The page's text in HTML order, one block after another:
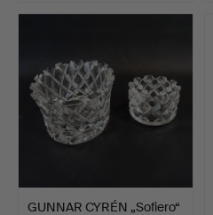
GUNNAR CYRÉN „Sofiero“